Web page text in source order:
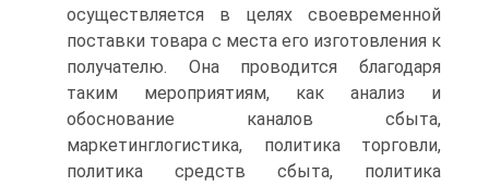
осуществляется в целях своевременной
поставки товара с места его изготовления к
получателю. Она проводится благодаря
таким мероприятиям, как анализ и
обоснование каналов сбыта,
маркетинглогистика, политика торговли,
политика средств сбыта, политика